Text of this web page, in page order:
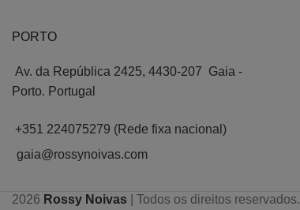
PORTO
Av. da República 2425, 4430-207 Gaia -
Porto. Portugal
+351 224075279 (Rede fixa nacional)
gaia@rossynoivas.com
2026 Rossy Noivas | Todos os direitos reservados.